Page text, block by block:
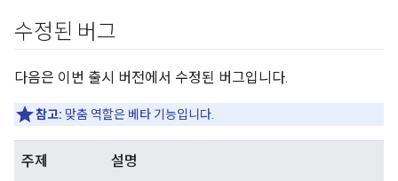
수정된 버그
다음은 이번 출시 버전에서 수정된 버그입니다.
참고: 맞춤 역할은 베타 기능입니다.
주제 설명